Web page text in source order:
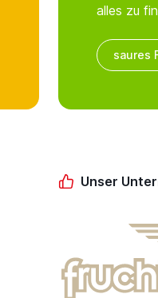
alles zu
saures
Unser